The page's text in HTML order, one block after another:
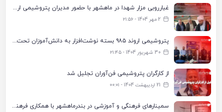
غبارروبی مزار شهدا در ماهشهر با حضور مدیران پتروشیمی اروند و مسئولان شهری
2 مهر 1404 - ۲۱:۵۶
پتروشیمی اروند ۹۸۵ بسته نوشت‌افزار به دانش‌آموزان تحت پوشش کمیته امداد بندرماهشهر اهدا کرد
30 شهریور 1404 - ۲۱:۴۵
از کارگران پتروشیمی فن‌آوران تجلیل شد
21 اردیبهشت 1404 - ۰۰:۰۱
سمینارهای فرهنگی و آموزشی در بندرماهشهر با همکاری فرهنگ‌سرای پتروشیمی مارون